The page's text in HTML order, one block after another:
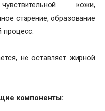
кожи,
старение, образование
процесс.
не оставляет жирной
компоненты: